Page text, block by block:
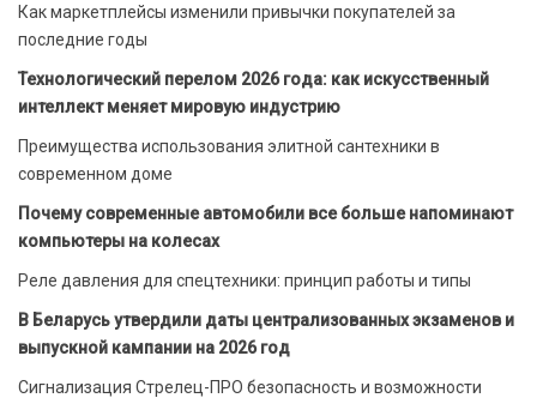
Как маркетплейсы изменили привычки покупателей за
последние годы
Технологический перелом 2026 года: как искусственный
интеллект меняет мировую индустрию
Преимущества использования элитной сантехники в
современном доме
Почему современные автомобили все больше напоминают
компьютеры на колесах
Реле давления для спецтехники: принцип работы и типы
В Беларусь утвердили даты централизованных экзаменов и
выпускной кампании на 2026 год
Сигнализация Стрелец-ПРО безопасность и возможности